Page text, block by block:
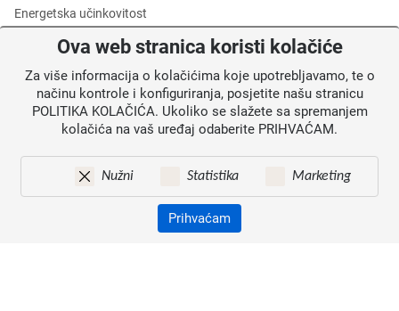
Energetska učinkovitost
Zaštita okoliša
Posredničko tijelo razine 2
Informacije za korisnike
Mapa weba
Ova web stranica koristi kolačiće
Za više informacija o kolačićima koje upotrebljavamo, te o
načinu kontrole i konfiguriranja, posjetite našu stranicu
POLITIKA KOLAČIĆA. Ukoliko se slažete sa spremanjem
kolačića na vaš uređaj odaberite PRIHVAĆAM.
Nužni Statistika Marketing
Prihvaćam